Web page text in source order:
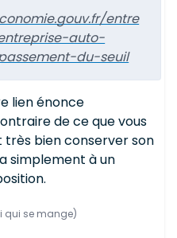
entre
auto-
du-seuil
lien énonce
de ce que vous
très bien conserver son
simplement à un
qui se mange)